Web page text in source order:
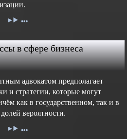
в сфере бизнеса
адвокатом предполагает
и стратегии, которые могут
как в государственном, так и в
вероятности.